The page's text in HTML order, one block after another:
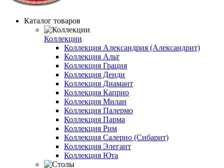
Каталог товаров
Коллекции
Коллекция Александрия (Александрит)
Коллекция Альт
Коллекция Грация
Коллекция Денди
Коллекция Диамант
Коллекция Каприо
Коллекция Милан
Коллекция Палермо
Коллекция Парма
Коллекция Рим
Коллекция Салерно (Сибарит)
Коллекция Элегант
Коллекция Юта